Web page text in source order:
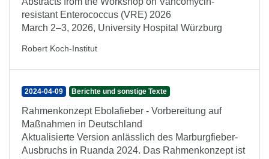
resistant Enterococcus (VRE) 2026
March 2–3, 2026, University Hospital Würzburg
Robert Koch-Institut
2024-04-09 Berichte und sonstige Texte
Rahmenkonzept Ebolafieber - Vorbereitung auf
Maßnahmen in Deutschland
Aktualisierte Version anlässlich des Marburgfieber-
Ausbruchs in Ruanda 2024. Das Rahmenkonzept ist